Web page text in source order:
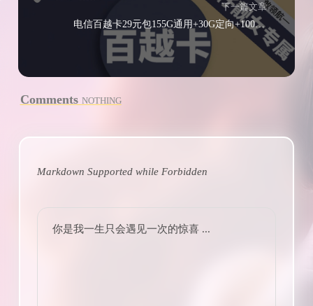
下一篇文章
电信百越卡29元包155G通用+30G定向+100分钟通话
Comments NOTHING
Markdown Supported whileForbidden
你是我一生只会遇见一次的惊喜 ...